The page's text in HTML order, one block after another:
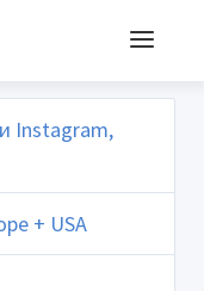
Instagram,
+ USA